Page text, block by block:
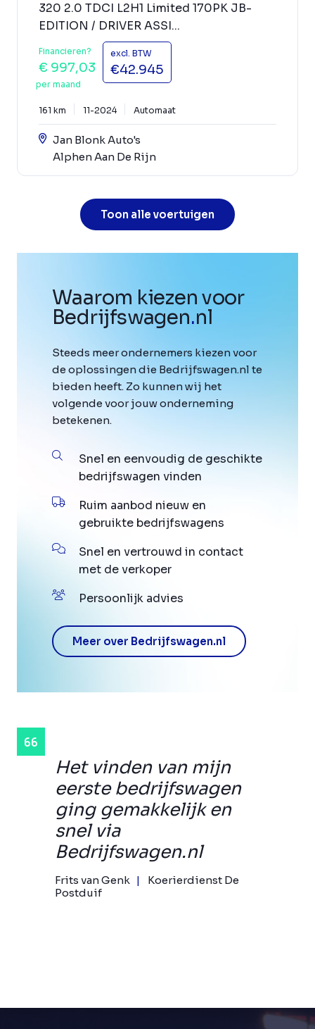
320 2.0 TDCI L2H1 Limited 170PK JB-
EDITION / DRIVER ASSI...
Financieren?
€ 997,03
per maand
excl. BTW
€42.945
161 km 11-2024 Automaat
Jan Blonk Auto's
Alphen Aan De Rijn
Toon alle voertuigen
Het vinden van mijn
eerste bedrijfswagen
ging gemakkelijk en
snel via
Bedrijfswagen.nl
Frits van Genk
Koerierdienst De
Postduif
Waarom kiezen voor
Bedrijfswagen.nl
Steeds meer ondernemers kiezen voor
de oplossingen die Bedrijfswagen.nl te
bieden heeft. Zo kunnen wij het
volgende voor jouw onderneming
betekenen.
Snel en eenvoudig de geschikte
bedrijfswagen vinden
Ruim aanbod nieuw en
gebruikte bedrijfswagens
Snel en vertrouwd in contact
met de verkoper
Persoonlijk advies
Meer over Bedrijfswagen.nl